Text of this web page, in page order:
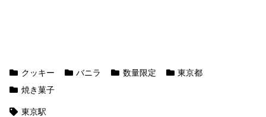
クッキー バニラ 数量限定
東京都
焼き菓子
東京駅